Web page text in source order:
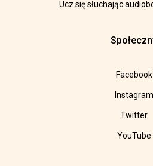
Ucz się słuchając
Facebook
Instagram
Twitter
YouTube